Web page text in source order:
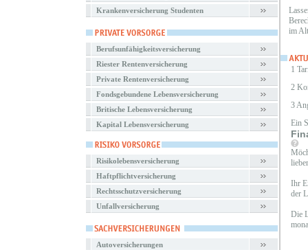
Krankenversicherung Studenten
Berufsunfähigkeitsversicherung
Riester Rentenversicherung
Private Rentenversicherung
Fondsgebundene Lebensversicherung
Britische Lebensversicherung
Kapital Lebensversicherung
Risikolebensversicherung
Haftpflichtversicherung
Rechtsschutzversicherung
Unfallversicherung
Autoversicherungen
im
1
2
3
Ein
Ihr
der
Die